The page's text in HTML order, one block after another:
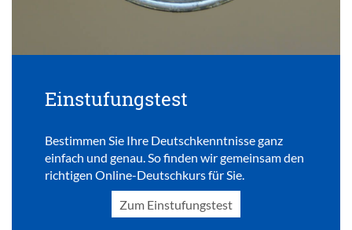
Einstufungstest
Bestimmen Sie Ihre Deutschkenntnisse ganz
einfach und genau. So finden wir gemeinsam den
richtigen Online-Deutschkurs für Sie.
Zum Einstufungstest